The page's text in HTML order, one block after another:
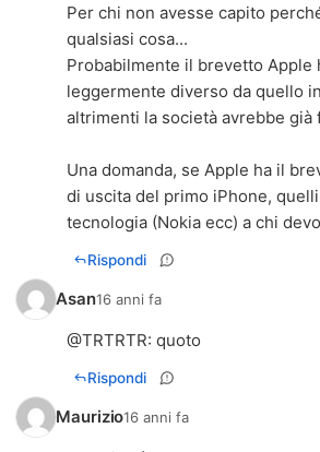
Per chi non avesse capito
qualsiasi cosa...
Probabilmente il brevetto Apple
leggermente diverso da quello
altrimenti la società avrebbe già
Una domanda, se Apple ha il
di uscita del primo iPhone,
tecnologia (Nokia ecc) a chi
Rispondi
Asan16 anni fa
@TRTRTR: quoto
Rispondi
Maurizio16 anni fa